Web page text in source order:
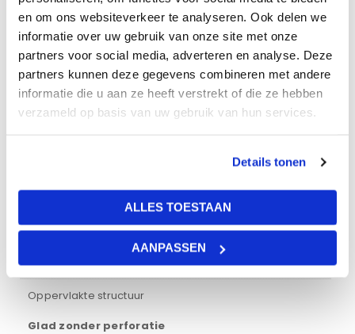
en om ons websiteverkeer te analyseren. Ook delen we
informatie over uw gebruik van onze site met onze
partners voor social media, adverteren en analyse. Deze
partners kunnen deze gegevens combineren met andere
informatie die u aan ze heeft verstrekt of die ze hebben
verzameld op basis van uw gebruik van hun services.
Details tonen
ALLES TOESTAAN
AANPASSEN
20 kg
60 × 60 × 2 cm
Lichtreflectie
Brandklasse
Brandklasse A1
Oppervlakte structuur
Glad zonder perforatie